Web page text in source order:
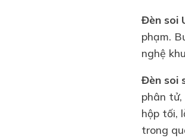
Đèn soi
phạm.
nghệ
Đèn soi
phân
hộp tối,
trong